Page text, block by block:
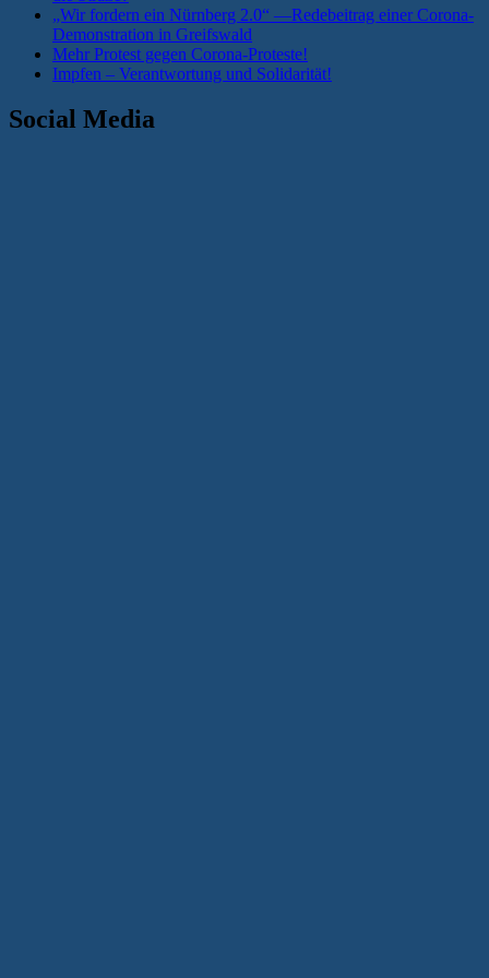
„Wir fordern ein Nürnberg 2.0“ —Redebeitrag einer Corona-
Demonstration in Greifswald
Mehr Protest gegen Corona-Proteste!
Impfen – Verantwortung und Solidarität!
Social Media